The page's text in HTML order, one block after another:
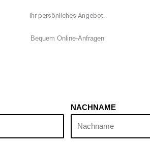
Ihr persönliches Angebot.
Bequem Online-Anfragen
NACHNAME